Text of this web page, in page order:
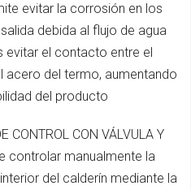
evitar la corrosión en los
debida al flujo de agua
evitar el contacto entre el
acero del termo, aumentando
del producto
CONTROL CON VÁLVULA Y
controlar manualmente la
del calderín mediante la